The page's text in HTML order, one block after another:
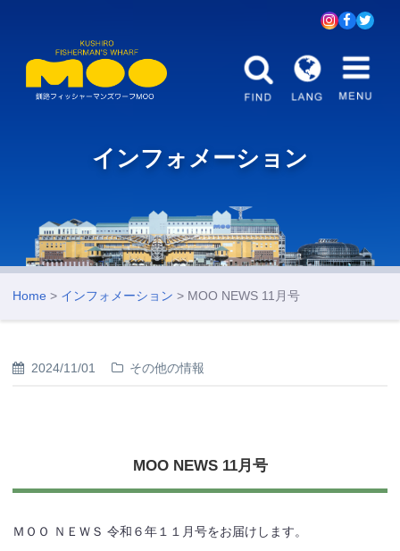
インフォメーション
Home > インフォメーション > MOO NEWS 11月号
2024/11/01 その他の情報
MOO NEWS 11月号
ＭＯＯ ＮＥＷＳ 令和６年１１月号をお届けします。